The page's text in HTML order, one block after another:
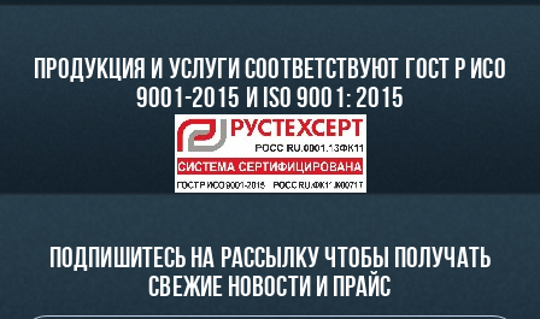
Продукция и услуги соответствуют ГОСТ Р ИСО
9001-2015 и ISO 9001: 2015
Подпишитесь на рассылку чтобы получать
свежие новости и прайс